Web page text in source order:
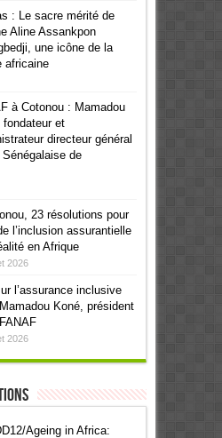
: Le sacre mérité de
Aline Assankpon
une icône de la
africaine
à Cotonou : Mamadou
fondateur et
directeur général
de
23 résolutions pour
l’inclusion assurantielle
en Afrique
2026
l’assurance inclusive
Koné, président
2026
Ageing in Africa: